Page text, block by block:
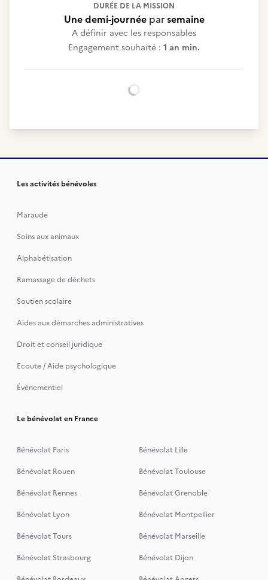
DURÉE DE LA MISSION
Une demi-journéeparsemaine
A définir avec les responsables
Engagement souhaité : 1 an min.
Chargement...
Les activités bénévoles
Maraude
Soins aux animaux
Alphabétisation
Ramassage de déchets
Soutien scolaire
Aides aux démarches administratives
Droit et conseil juridique
Ecoute / Aide psychologique
Événementiel
Le bénévolat en France
Bénévolat Paris
Bénévolat Lille
Bénévolat Rouen
Bénévolat Toulouse
Bénévolat Rennes
Bénévolat Grenoble
Bénévolat Lyon
Bénévolat Montpellier
Bénévolat Tours
Bénévolat Marseille
Bénévolat Strasbourg
Bénévolat Dijon